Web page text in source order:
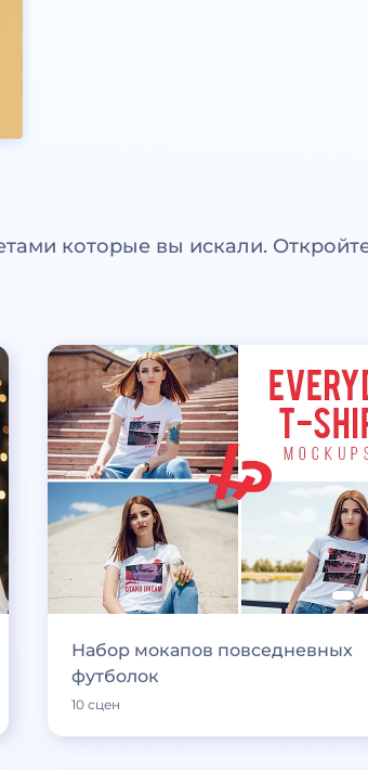
которые вы искали.
Набор мокапов повседневных
футболок
10 сцен